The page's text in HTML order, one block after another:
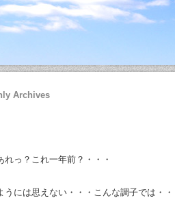
Archives
っ？これ一年前？・・・
うには思えない・・・こんな調子では・